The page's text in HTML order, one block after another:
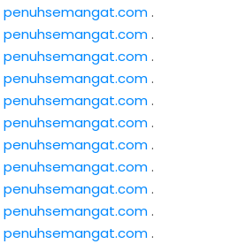
penuhsemangat.com.
penuhsemangat.com.
penuhsemangat.com.
penuhsemangat.com.
penuhsemangat.com.
penuhsemangat.com.
penuhsemangat.com.
penuhsemangat.com.
penuhsemangat.com.
penuhsemangat.com.
penuhsemangat.com.